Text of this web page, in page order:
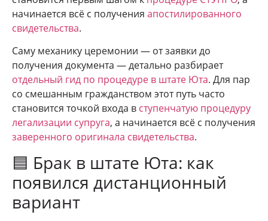
начинается всё с получения апостилированного
свидетельства.
Саму механику церемонии — от заявки до
получения документа — детально разбирает
отдельный гид по процедуре в штате Юта. Для пар
со смешанным гражданством этот путь часто
становится точкой входа в ступенчатую процедуру
легализации супруга, а начинается всё с получения
заверенного оригинала свидетельства.
🟦 Брак в штате Юта: как
появился дистанционный
вариант